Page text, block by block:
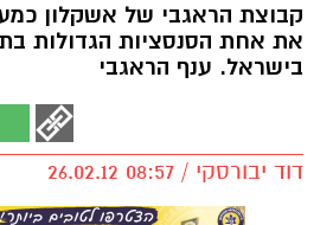
קבוצת הראגבי של אשקלון
את אחת הסנסציות הגדולות
בישראל. ענף הראגבי
דוד יבורסקי / 08:57 26.02.12